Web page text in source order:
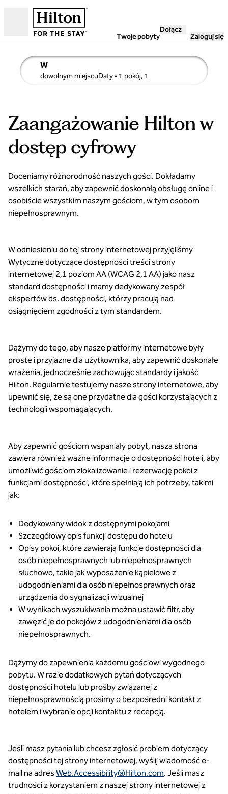
Twoje pobyty
Dołącz
Zaloguj się
W
dowolnym miejscuDaty• 1 pokój, 1
szczegóły wyszukiwania w systemie adultedit, 1 pokój, 1
Zaangażowanie Hilton w
dostęp cyfrowy
Doceniamy różnorodność naszych gości. Dokładamy
wszelkich starań, aby zapewnić doskonałą obsługę online i
osobiście wszystkim naszym gościom, w tym osobom
niepełnosprawnym.
W odniesieniu do tej strony internetowej przyjęliśmy
Wytyczne dotyczące dostępności treści strony
internetowej 2,1 poziom AA (WCAG 2,1 AA) jako nasz
standard dostępności i mamy dedykowany zespół
ekspertów ds. dostępności, którzy pracują nad
osiągnięciem zgodności z tym standardem.
Dążymy do tego, aby nasze platformy internetowe były
proste i przyjazne dla użytkownika, aby zapewnić doskonałe
wrażenia, jednocześnie zachowując standardy i jakość
Hilton. Regularnie testujemy nasze strony internetowe, aby
upewnić się, że są one przydatne dla gości korzystających z
technologii wspomagających.
Aby zapewnić gościom wspaniały pobyt, nasza strona
zawiera również ważne informacje o dostępności hoteli, aby
umożliwić gościom zlokalizowanie i rezerwację pokoi z
funkcjami dostępności, które spełniają ich potrzeby, takimi
jak:
Dedykowany widok z dostępnymi pokojami
Szczegółowy opis funkcji dostępu do hotelu
Opisy pokoi, które zawierają funkcje dostępności dla
osób niepełnosprawnych lub niepełnosprawnych
słuchowo, takie jak wyposażenie kąpielowe z
udogodnieniami dla osób niepełnosprawnych oraz
urządzenia do sygnalizacji wizualnej
W wynikach wyszukiwania można ustawić filtr, aby
zawęzić je do pokojów z udogodnieniami dla osób
niepełnosprawnych.
Dążymy do zapewnienia każdemu gościowi wygodnego
pobytu. W razie dodatkowych pytań dotyczących
dostępności hotelu lub prośby związanej z
niepełnosprawnością prosimy o bezpośredni kontakt z
hotelem i wybranie opcji kontaktu z recepcją.
Jeśli masz pytania lub chcesz zgłosić problem dotyczący
dostępności tej strony internetowej, wyślij wiadomość e-
mail na adresWeb.Accessibility@Hilton.com. Jeśli masz
trudności z korzystaniem z naszej strony internetowej z